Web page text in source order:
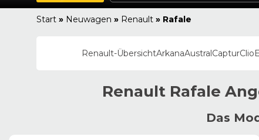
Start » Neuwagen » Renault » Rafale
Renault-ÜbersichtArkanaAustralCapturClio
Renault Rafale
Das